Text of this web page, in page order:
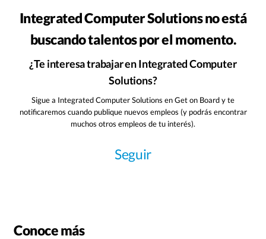
Integrated Computer Solutions no está
buscando talentos por el momento.
¿Te interesa trabajar en Integrated Computer
Solutions?
Sigue a Integrated Computer Solutions en Get on Board y te
notificaremos cuando publique nuevos empleos (y podrás encontrar
muchos otros empleos de tu interés).
Seguir
Conoce más